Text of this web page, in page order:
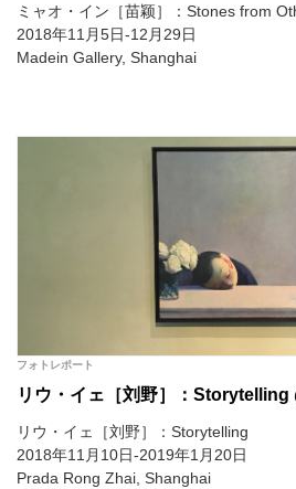
ミャオ・イン［苗颖］：Stones from
2018年11月5日-12月29日
Madein Gallery, Shanghai
フォトレポート
リウ・イェ［刘野］：
リウ・イェ［刘野］：Storytelling
2018年11月10日-2019年1月20日
Prada Rong Zhai, Shanghai